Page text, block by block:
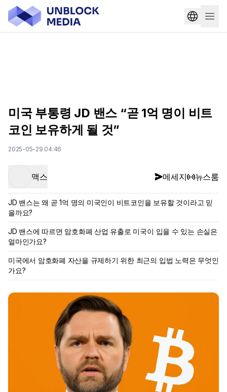
미국 부통령 JD 밴스 “곧 1억 명이 비트
코인 보유하게 될 것”
2025-05-29 04:46
맥스 메세지 뉴스룸
JD 밴스는 왜 곧 1억 명의 미국인이 비트코인을 보유할 것이라고 믿
을까요?
JD 밴스에 따르면 암호화폐 산업 유출로 미국이 입을 수 있는 손실은
얼마인가요?
미국에서 암호화폐 자산을 규제하기 위한 최근의 입법 노력은 무엇인
가요?